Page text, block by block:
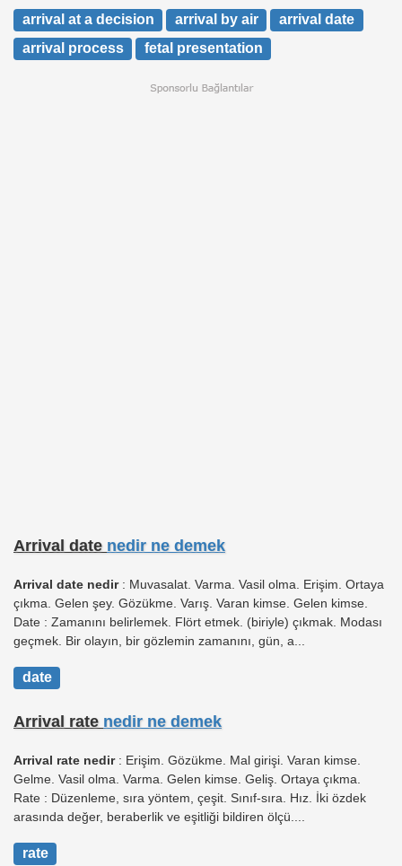
arrival at a decision arrival by air
arrival date
arrival process
fetal presentation
Arrival date nedir ne demek
Arrival date nedir: Muvasalat. Varma. Vasil olma. Erişim. Ortaya
çıkma. Gelen şey. Gözükme. Varış. Varan kimse. Gelen kimse.
Date : Zamanını belirlemek. Flört etmek. (biriyle) çıkmak. Modası
geçmek. Bir olayın, bir gözlemin zamanını, gün, a...
date
Arrival rate nedir ne demek
Arrival rate nedir: Erişim. Gözükme. Mal girişi. Varan kimse.
Gelme. Vasil olma. Varma. Gelen kimse. Geliş. Ortaya çıkma.
Rate : Düzenleme, sıra yöntem, çeşit. Sınıf-sıra. Hız. İki özdek
arasında değer, beraberlik ve eşitliği bildiren ölçü....
rate